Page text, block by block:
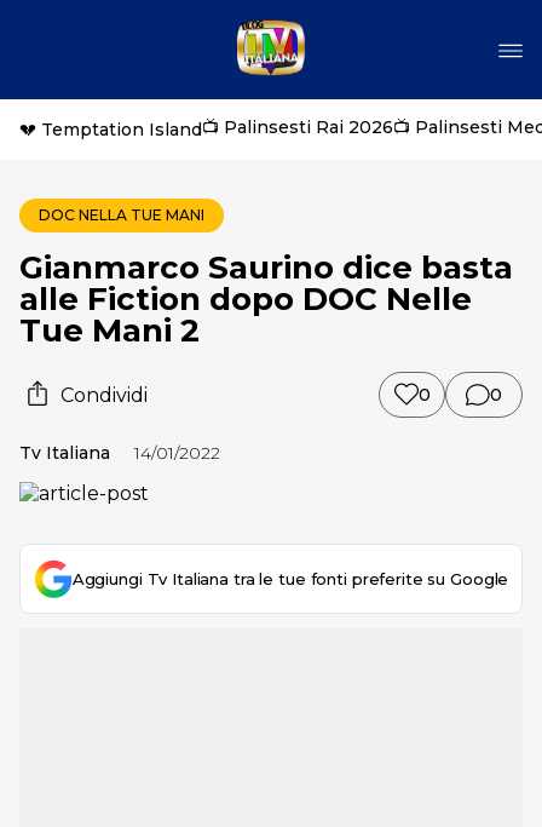
💔 Temptation Island📺 Palinsesti Rai 2026📺 Palinsesti
DOC NELLA TUE MANI
Gianmarco Saurino dice basta
alle Fiction dopo DOC Nelle
Tue Mani 2
Condividi 0 0
Tv Italiana 14/01/2022
Aggiungi Tv Italiana tra le tue fonti preferite su Google